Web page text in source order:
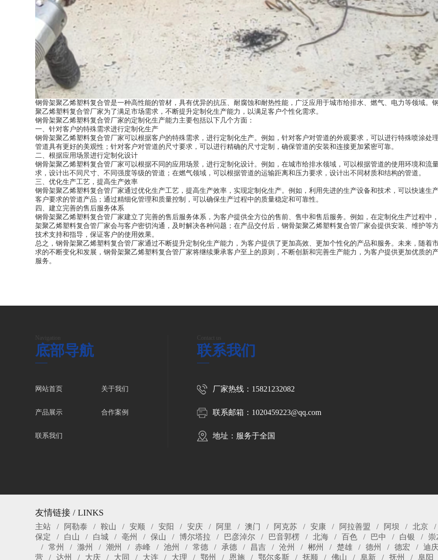
钢骨架聚乙烯塑料复合管是一种高性能的管材，具有优异的抗压、耐腐蚀和耐热性能，广泛应用于城市给排水、燃气、电力等领域。
聚乙烯塑料复合管厂家为了满足市场需求，不断提升定制化生产能力，以满足客户个性化需求。
钢骨架聚乙烯塑料复合管厂家的定制化生产能力主要包括以下几个方面：
一、针对客户的特殊需求进行定制化生产
钢骨架聚乙烯塑料复合管厂家可以根据客户的特殊需求，进行定制化生产。例如，针对客户对管道的外观要求，可以进行特殊喷涂处
管道具有更好的美观性；针对客户对管道的尺寸要求，可以进行精确的尺寸定制，确保管道的安装和连接更加紧密可靠。
二、根据应用场景进行定制化设计
钢骨架聚乙烯塑料复合管厂家可以根据不同的应用场景，进行定制化设计。例如，在城市给排水领域，可以根据管道的使用环境和流
求，设计出不同尺寸、不同强度等级的管道；在燃气领域，可以根据管道的运输距离和压力要求，设计出不同材质和结构的管道。
三、优化生产工艺，提高生产效率
钢骨架聚乙烯塑料复合管厂家通过优化生产工艺，提高生产效率，实现定制化生产。例如，利用先进的生产设备和技术，可以快速生
客户要求的管道产品；通过精细化管理和质量控制，可以确保生产过程中的质量稳定和可靠性。
四、建立完善的售后服务体系
钢骨架聚乙烯塑料复合管厂家建立了完善的售后服务体系，为客户提供全方位的售前、售中和售后服务。例如，在定制化生产过程中
架聚乙烯塑料复合管厂家会与客户密切沟通，及时解决各种问题；在产品交付后，钢骨架聚乙烯塑料复合管厂家会提供安装、维护等
技术支持和指导，保证客户的使用效果。
总之，钢骨架聚乙烯塑料复合管厂家通过不断提升定制化生产能力，为客户提供了更加高效、更加个性化的产品和服务。未来，随着
求的不断变化和发展，钢骨架聚乙烯塑料复合管厂家将继续秉承客户至上的原则，不断创新和完善生产能力，为客户提供更加优质的
服务。
底部导航
网站首页 关于我们
产品展示 合作案例
联系我们
联系我们
厂家热线：15821232082
联系邮箱：1020459223@qq.com
地址：服务于全国
友情链接 / LINKS
主站 阿勒泰 鞍山 安顺 安阳 安庆 阿里 澳门 阿克苏 安康 阿拉善盟 阿坝
北京
保定
白山 白城 亳州 保山 博尔塔拉 巴彦淖尔 巴音郭楞 北海 百色 巴中 白银
崇
常州
滁州 潮州 赤峰 池州 常德 承德 昌吉 沧州 郴州 楚雄 德州 德宏
迪
营
达州 大庆 大同 大连 大理 鄂州 恩施 鄂尔多斯 抚顺 佛山 阜新 抚州 阜阳